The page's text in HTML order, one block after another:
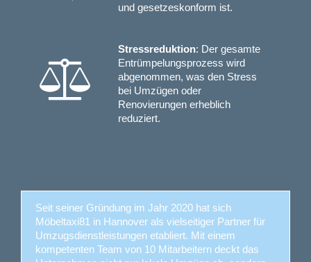
und gesetzeskonform ist.
Stressreduktion: Der gesamte
Entrümpelungsprozess wird
abgenommen, was den Stress
bei Umzügen oder
Renovierungen erheblich
reduziert.
Seit seiner Gründung im Jahr 2020 hat sich
Möbeltaxi81 in Hannover als vielseitiger Partner für
Umzugsdienstleistungen etabliert. Mit einem
kompetenten Team von 10 Mitarbeitern deckt das